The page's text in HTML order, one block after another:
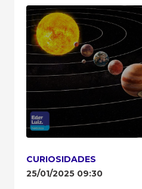
CURIOSIDADES
25/01/2025 09:30